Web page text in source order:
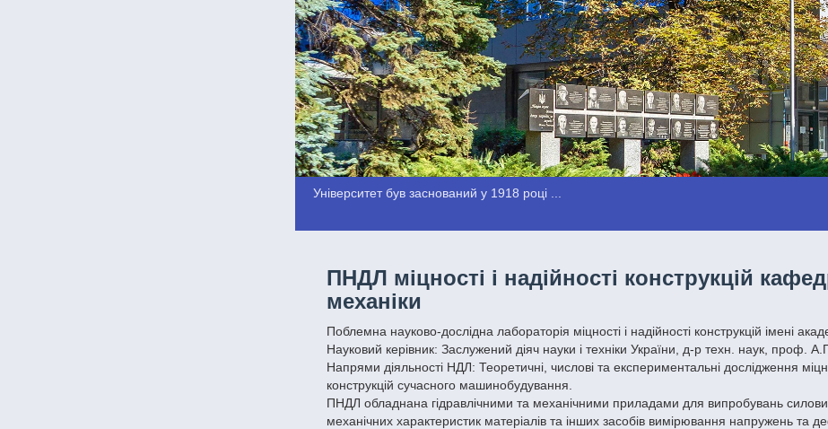
Університет був заснований у 1918 році ...
ПНДЛ міцності і надійності конструкцій
механіки
Поблемна науково-дослідна лабораторія міцності і надійності конструкцій імені
Науковий керівник: Заслужений діяч науки і техніки України, д-р техн. наук, проф.
Напрями діяльності НДЛ: Теоретичні, числові та експериментальні дослідження
конструкцій сучасного машинобудування.
ПНДЛ обладнана гідравлічними та механічними приладами для випробувань силових
механічних характеристик матеріалів та інших засобів вимірювання напружень та